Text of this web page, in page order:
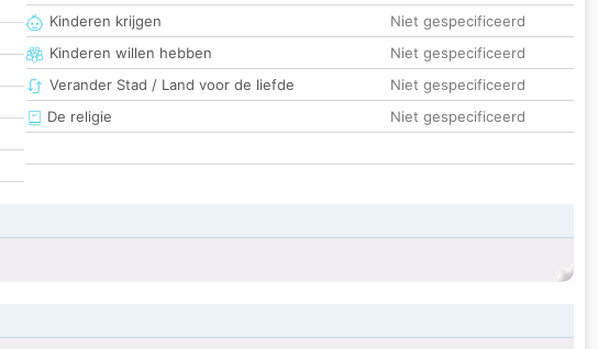
Kinderen krijgen
Niet gespecificeerd
Kinderen willen hebben
Niet gespecificeerd
Verander Stad / Land voor de liefde
Niet gespecificeerd
De religie
Niet gespecificeerd